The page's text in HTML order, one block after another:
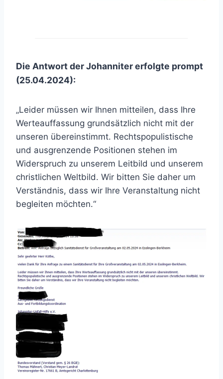
Die Antwort der Johanniter erfolgte prompt
(25.04.2024):
„Leider müssen wir Ihnen mitteilen, dass Ihre
Werteauffassung grundsätzlich nicht mit der
unseren übereinstimmt. Rechtspopulistische
und ausgrenzende Positionen stehen im
Widerspruch zu unserem Leitbild und unserem
christlichen Weltbild. Wir bitten Sie daher um
Verständnis, dass wir Ihre Veranstaltung nicht
begleiten möchten.“